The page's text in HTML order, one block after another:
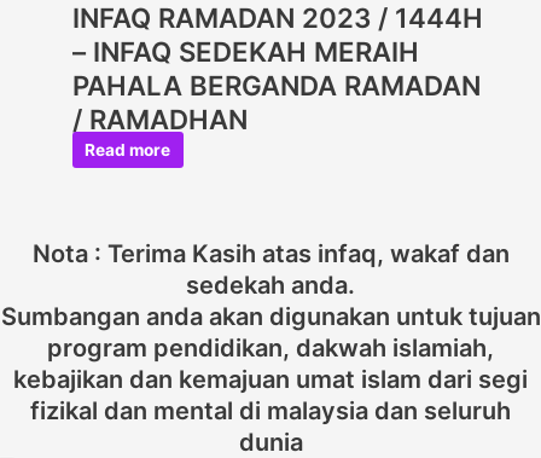
INFAQ RAMADAN 2023 / 1444H
– INFAQ SEDEKAH MERAIH
PAHALA BERGANDA RAMADAN
/ RAMADHAN
Read more
Nota : Terima Kasih atas infaq, wakaf dan
sedekah anda.
Sumbangan anda akan digunakan untuk tujuan
program pendidikan, dakwah islamiah,
kebajikan dan kemajuan umat islam dari segi
fizikal dan mental di malaysia dan seluruh
dunia